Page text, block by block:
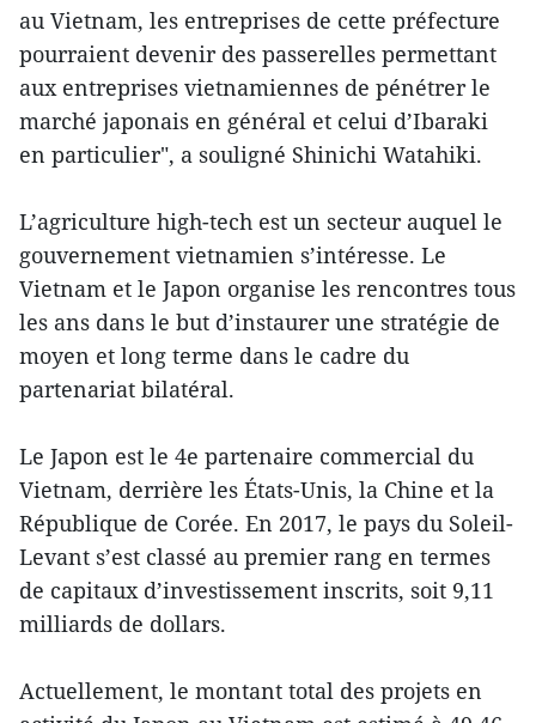
au Vietnam, les entreprises de cette préfecture
pourraient devenir des passerelles permettant
aux entreprises vietnamiennes de pénétrer le
marché japonais en général et celui d’Ibaraki
en particulier", a souligné Shinichi Watahiki.
L’agriculture high-tech est un secteur auquel le
gouvernement vietnamien s’intéresse. Le
Vietnam et le Japon organise les rencontres tous
les ans dans le but d’instaurer une stratégie de
moyen et long terme dans le cadre du
partenariat bilatéral.
Le Japon est le 4e partenaire commercial du
Vietnam, derrière les États-Unis, la Chine et la
République de Corée. En 2017, le pays du Soleil-
Levant s’est classé au premier rang en termes
de capitaux d’investissement inscrits, soit 9,11
milliards de dollars.
Actuellement, le montant total des projets en